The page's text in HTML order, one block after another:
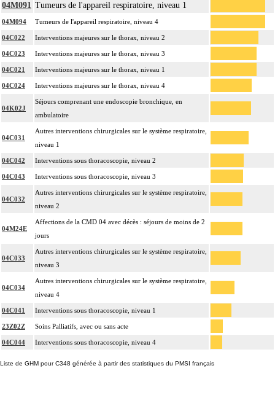
04M091 Tumeurs de l'appareil respiratoire, niveau 1
04M094 Tumeurs de l'appareil respiratoire, niveau 4
04C022 Interventions majeures sur le thorax, niveau 2
04C023 Interventions majeures sur le thorax, niveau 3
04C021 Interventions majeures sur le thorax, niveau 1
04C024 Interventions majeures sur le thorax, niveau 4
04K02J
Séjours comprenant une endoscopie bronchique, en
ambulatoire
04C031
Autres interventions chirurgicales sur le système respiratoire,
niveau 1
04C042 Interventions sous thoracoscopie, niveau 2
04C043 Interventions sous thoracoscopie, niveau 3
04C032
Autres interventions chirurgicales sur le système respiratoire,
niveau 2
04M24E
Affections de la CMD 04 avec décès : séjours de moins de 2
jours
04C033
Autres interventions chirurgicales sur le système respiratoire,
niveau 3
04C034
Autres interventions chirurgicales sur le système respiratoire,
niveau 4
04C041 Interventions sous thoracoscopie, niveau 1
23Z02Z Soins Palliatifs, avec ou sans acte
04C044 Interventions sous thoracoscopie, niveau 4
Liste de GHM pour C348 générée à partir des statistiques du PMSI français